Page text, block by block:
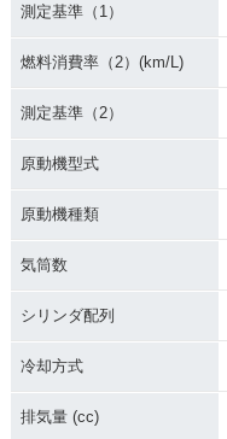
測定基準（1）
燃料消費率（2）(km/L)
測定基準（2）
原動機型式
原動機種類
気筒数
シリンダ配列
冷却方式
排気量 (cc)